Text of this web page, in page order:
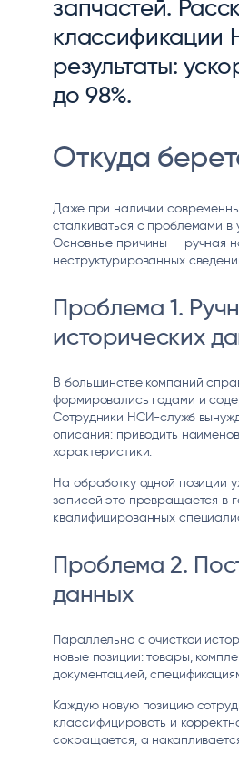
Robovoice
ГОЛОСОВЫЕ И ТЕКСТОВЫЕ БОТЫ
ТЕКСТА
запчастей.
классификации
результаты:
до 98%.
Откуда
Даже при наличии
сталкиваться с проблемами
Основные причины — ручная
неструктурированных
Проблема 1.
исторических
В большинстве компаний
формировались годами и
Сотрудники НСИ-служб
описания: приводить
характеристики.
На обработку одной позиции
записей это превращается в
квалифицированных
Проблема 2.
данных
Параллельно с очисткой
новые позиции: товары,
документацией,
Каждую новую позицию
классифицировать и
сокращается, а